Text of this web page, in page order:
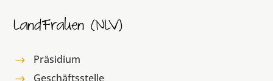
LandFrauen (NLV)
$ Präsidium
Geschäftsstelle